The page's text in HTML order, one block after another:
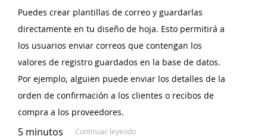
Puedes crear plantillas de correo y guardarlas
directamente en tu diseño de hoja. Esto permitirá a
los usuarios enviar correos que contengan los
valores de registro guardados en la base de datos.
Por ejemplo, alguien puede enviar los detalles de la
orden de confirmación a los clientes o recibos de
compra a los proveedores.
5 minutos Continuar leyendo